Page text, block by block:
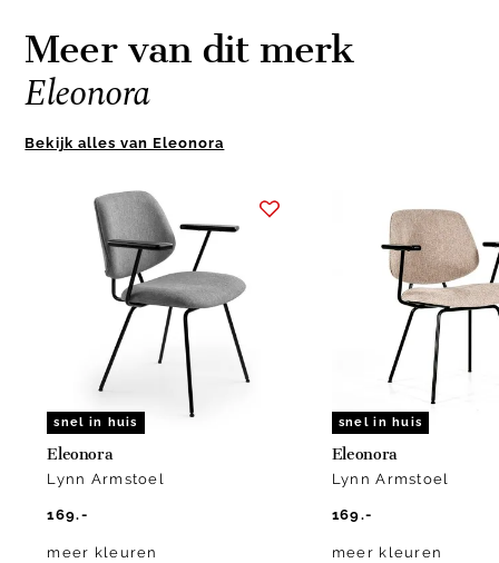
Meer van dit merk
Eleonora
Bekijk alles van Eleonora
snel in huis
Eleonora
Lynn Armstoel
169.-
meer kleuren
snel in huis
Eleonora
Lynn Armstoel
169.-
meer kleuren